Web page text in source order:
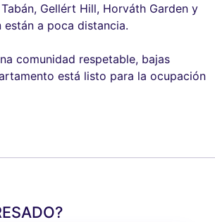
Gellért Hill, Horváth Garden y
están a poca distancia.
comunidad respetable, bajas
está listo para la ocupación